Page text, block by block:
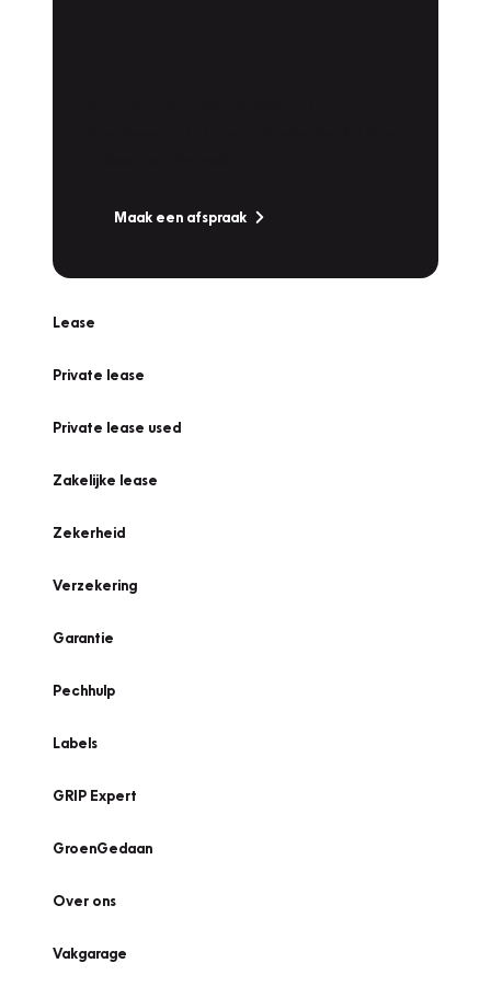
Maak een afspraak
Lease
Private lease
Private lease used
Zakelijke lease
Zekerheid
Verzekering
Garantie
Pechhulp
Labels
GRIP Expert
GroenGedaan
Over ons
Vakgarage